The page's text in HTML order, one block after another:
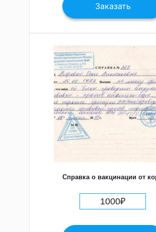
Заказать
Справка о вакцинации от
1000₽